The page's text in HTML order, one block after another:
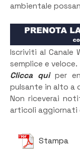
ambientale
Iscriviti al Canale
semplice e veloce.
Clicca quiper
pulsante in alto a
Non riceverai
articoli aggiornati
Stampa